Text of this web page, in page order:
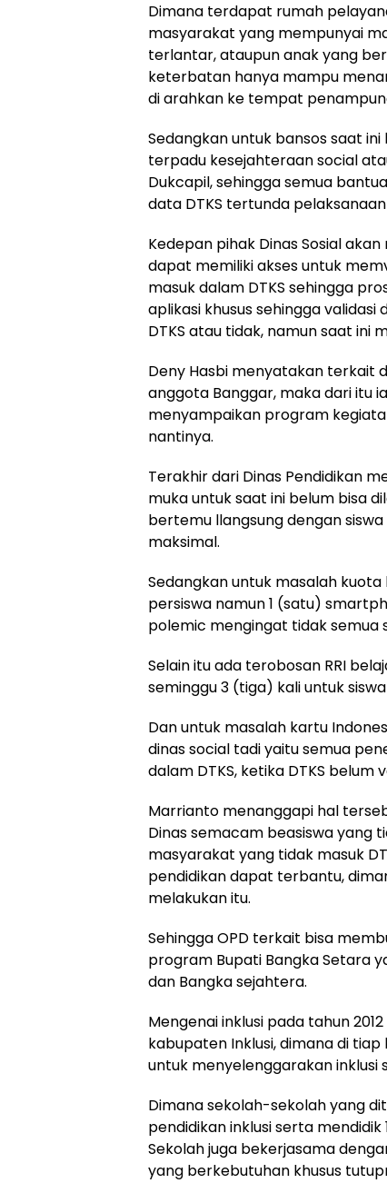
Dimana terdapat rumah
masyarakat yang mempunyai
terlantar, ataupun anak yang
keterbatan hanya mampu
di arahkan ke tempat
Sedangkan untuk bansos saat
terpadu kesejahteraan social
Dukcapil, sehingga semua
data DTKS tertunda
Kedepan pihak Dinas Sosial
dapat memiliki akses untuk
masuk dalam DTKS sehingga
aplikasi khusus sehingga
DTKS atau tidak, namun saat ini
Deny Hasbi menyatakan terkait
anggota Banggar, maka dari itu
menyampaikan program
nantinya.
Terakhir dari Dinas Pendidikan
muka untuk saat ini belum bisa
bertemu llangsung dengan
maksimal.
Sedangkan untuk masalah
persiswa namun 1 (satu)
polemic mengingat tidak semua
Selain itu ada terobosan RRI
seminggu 3 (tiga) kali untuk siswa
Dan untuk masalah kartu
dinas social tadi yaitu semua
dalam DTKS, ketika DTKS
Marrianto menanggapi hal
Dinas semacam beasiswa yang
masyarakat yang tidak masuk
pendidikan dapat terbantu,
melakukan itu.
Sehingga OPD terkait bisa
program Bupati Bangka Setara
dan Bangka sejahtera.
Mengenai inklusi pada tahun
kabupaten Inklusi, dimana di tiap
untuk menyelenggarakan
Dimana sekolah-sekolah yang
pendidikan inklusi serta
Sekolah juga bekerjasama
yang berkebutuhan khusus